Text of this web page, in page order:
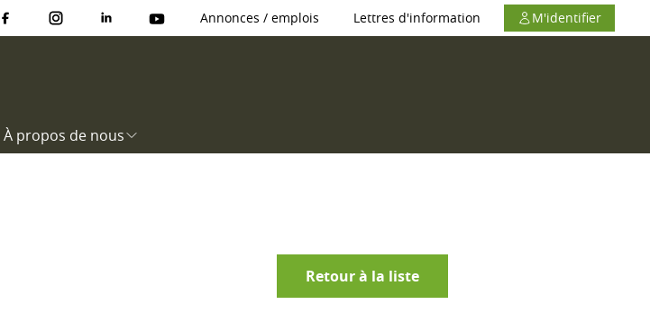
Annonces / emplois Lettres d'information M'identifier
À propos de nous
Retour à la liste